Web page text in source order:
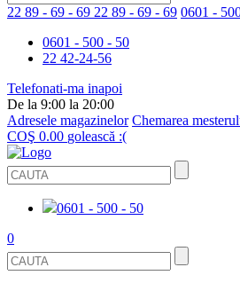
22 89 - 69 - 69 22 89 - 69 - 69 0601 -
0601 - 500 - 50
22 42-24-56
Telefonati-ma inapoi
De la 9:00 la 20:00
Adresele magazinelor Chemarea
COŞ 0.00 golească :(
0601 - 500 - 50
0